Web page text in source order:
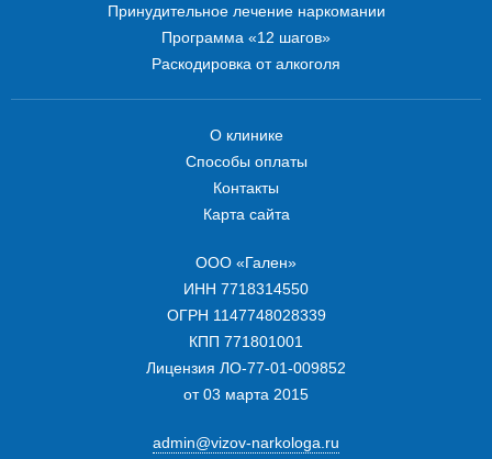
Принудительное лечение наркомании
Программа «12 шагов»
Раскодировка от алкоголя
О клинике
Способы оплаты
Контакты
Карта сайта
ООО «Гален»
ИНН 7718314550
ОГРН 1147748028339
КПП 771801001
Лицензия ЛО-77-01-009852
от 03 марта 2015
admin@vizov-narkologa.ru